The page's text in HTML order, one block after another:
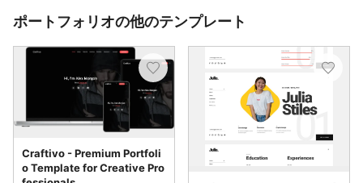
ポートフォリオの他のテンプレート
Craftivo - Premium Portfoli
o Template for Creative Pro